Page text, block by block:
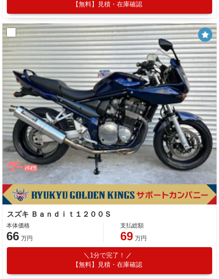
【無料】見積・在庫確認
スズキ Ｂａｎｄｉｔ１２００Ｓ
本体価格
66 万円
支払総額
69 万円
1分で完了！
【無料】見積・在庫確認